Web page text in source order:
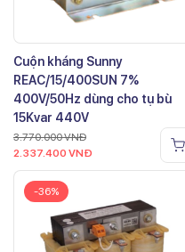
Cuộn kháng Sunny
REAC/15/400SUN 7%
400V/50Hz dùng cho tụ bù
15Kvar 440V
3.770.000VNĐ
2.337.400 VNĐ
-36%